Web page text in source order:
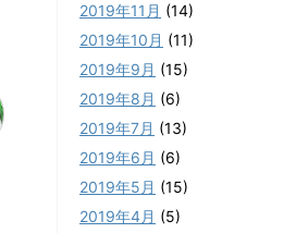
2019年11月 (14)
2019年10月 (11)
2019年9月 (15)
2019年8月 (6)
2019年7月 (13)
2019年6月 (6)
2019年5月 (15)
2019年4月 (5)